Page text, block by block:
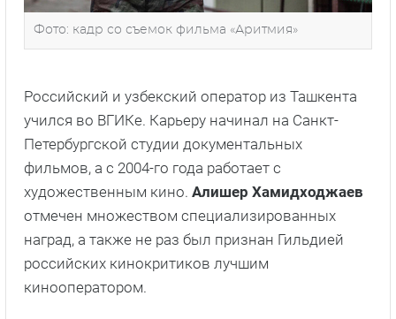
Фото: кадр со съемок фильма «Аритмия»
Российский и узбекский оператор из Ташкента
учился во ВГИКе. Карьеру начинал на Санкт-
Петербургской студии документальных
фильмов, а с 2004-го года работает с
художественным кино. Алишер Хамидходжаев
отмечен множеством специализированных
наград, а также не раз был признан Гильдией
российских кинокритиков лучшим
кинооператором.